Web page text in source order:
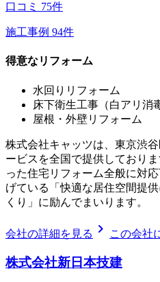
口コミ 75件
施工事例 94件
得意なリフォーム
水回りリフォーム
床下衛生工事（白アリ消
屋根・外壁リフォーム
株式会社キャッツは、東京渋
ービスを全国で提供しており
った住宅リフォーム全般に対
げている「快適な居住空間提
くり」に励んでまいります。
会社の詳細を見る chevron_right この会社
株式会社新日本技建